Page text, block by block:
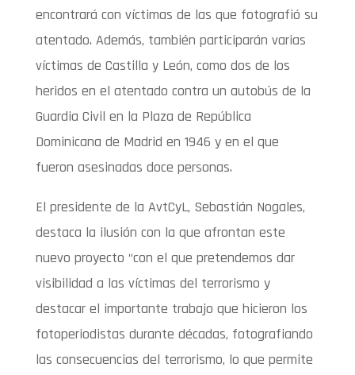
encontrará con víctimas de las que fotografió su
atentado. Además, también participarán varias
víctimas de Castilla y León, como dos de los
heridos en el atentado contra un autobús de la
Guardia Civil en la Plaza de República
Dominicana de Madrid en 1946 y en el que
fueron asesinadas doce personas.
El presidente de la AvtCyL, Sebastián Nogales,
destaca la ilusión con la que afrontan este
nuevo proyecto “con el que pretendemos dar
visibilidad a las víctimas del terrorismo y
destacar el importante trabajo que hicieron los
fotoperiodistas durante décadas, fotografiando
las consecuencias del terrorismo, lo que permite